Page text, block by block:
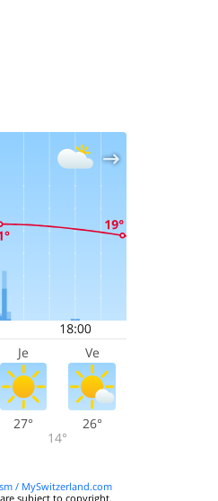
Je Ve
27°
14°
26°
/ MySwitzerland.com
subject to copyright.